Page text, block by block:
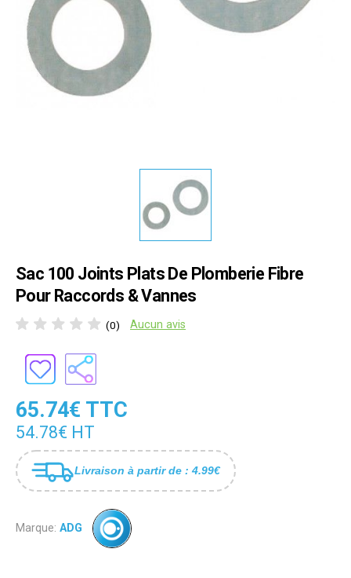
Sac 100 Joints Plats De Plomberie Fibre
Pour Raccords & Vannes
(0) Aucun avis
65.74€ TTC
54.78€ HT
Livraison à partir de : 4.99€
Marque: ADG